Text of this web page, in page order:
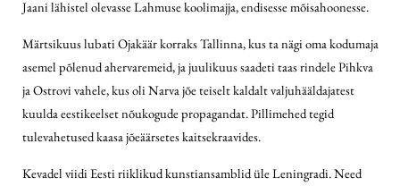
Jaani lähistel olevasse Lahmuse koolimajja, endisesse mõisahoonesse.
Märtsikuus lubati Ojakäär korraks Tallinna, kus ta nägi oma kodumaja
asemel põlenud ahervaremeid, ja juulikuus saadeti taas rindele Pihkva
ja Ostrovi vahele, kus oli Narva jõe teiselt kaldalt valjuhääldajatest
kuulda eestikeelset nõukogude propagandat. Pillimehed tegid
tulevahetused kaasa jõeäärsetes kaitsekraavides.
Kevadel viidi Eesti riiklikud kunstiansamblid üle Leningradi. Need